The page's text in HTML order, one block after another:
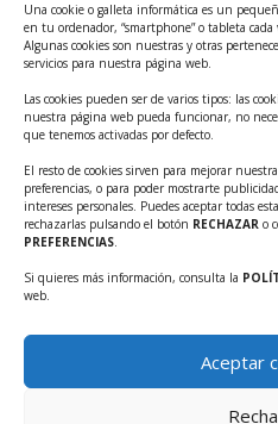
Una cookie o galleta informática es un
en tu ordenador, “smartphone” o tableta
Algunas cookies son nuestras y otras
servicios para nuestra página web.
Las cookies pueden ser de varios tipos: las
nuestra página web pueda funcionar, no
que tenemos activadas por defecto.
El resto de cookies sirven para mejorar
preferencias, o para poder mostrarte
intereses personales. Puedes aceptar todas
rechazarlas pulsando el botón RECHAZAR o
PREFERENCIAS.
Si quieres más información, consulta la
web.
Aceptar
Ayudas INFO para el apoyo
innovadoras con potencial
Convocatoria Cheque de
para la contratación de
Competitividad
Cheque Inversión del INFO.
contratación de servicios de
Competitividad para apoyar
Inscripciones abiertas!!
Ayudas INFO para la
Innovación y Competitividad